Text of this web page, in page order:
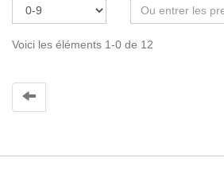
Voici les éléments 1-0 de 12